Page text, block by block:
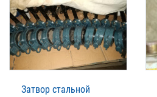
Затвор стальной